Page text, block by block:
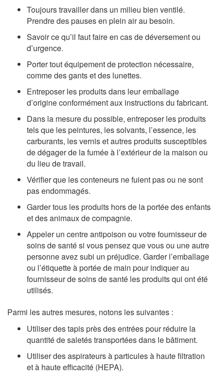
Toujours travailler dans un milieu bien ventilé.
Prendre des pauses en plein air au besoin.
Savoir ce qu’il faut faire en cas de déversement ou
d’urgence.
Porter tout équipement de protection nécessaire,
comme des gants et des lunettes.
Entreposer les produits dans leur emballage
d’origine conformément aux instructions du fabricant.
Dans la mesure du possible, entreposer les produits
tels que les peintures, les solvants, l’essence, les
carburants, les vernis et autres produits susceptibles
de dégager de la fumée à l’extérieur de la maison ou
du lieu de travail.
Vérifier que les conteneurs ne fuient pas ou ne sont
pas endommagés.
Garder tous les produits hors de la portée des enfants
et des animaux de compagnie.
Appeler un centre antipoison ou votre fournisseur de
soins de santé si vous pensez que vous ou une autre
personne avez subi un préjudice. Garder l’emballage
ou l’étiquette à portée de main pour indiquer au
fournisseur de soins de santé les produits qui ont été
utilisés.
Parmi les autres mesures, notons les suivantes :
Utiliser des tapis près des entrées pour réduire la
quantité de saletés transportées dans le bâtiment.
Utiliser des aspirateurs à particules à haute filtration
et à haute efficacité (HEPA).